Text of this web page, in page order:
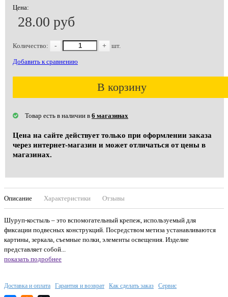
Цена:
28.00 руб
Количество: - + шт.
Добавить к сравнению
В корзину
Товар есть в наличии в 6 магазинах
Цена на сайте действует только при оформлении заказа
через интернет-магазин и может отличаться от цены в
магазинах.
Описание Характеристики Отзывы
Шуруп-костыль – это вспомогательный крепеж, используемый для
фиксации подвесных конструкций. Посредством метиза устанавливаются
картины, зеркала, съемные полки, элементы освещения. Изделие
представляет собой...
показать подробнее
Доставка и оплата Гарантия и возврат Как сделать заказ Сервис